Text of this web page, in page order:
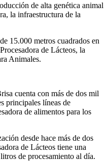
de alta genética animal
la infraestructura de la
15.000 metros cuadrados en
de Lácteos, la
Animales.
cuenta con más de dos mil
principales líneas de
de alimentos para los
desde hace más de dos
de Lácteos tiene una
de procesamiento al día.